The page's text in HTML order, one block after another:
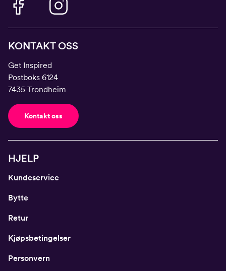
KONTAKT OSS
Get Inspired
Postboks 6124
7435 Trondheim
Kontakt oss
HJELP
Kundeservice
Bytte
Retur
Kjøpsbetingelser
Personvern